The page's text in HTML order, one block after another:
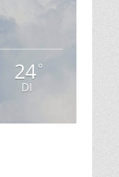
24°
DI